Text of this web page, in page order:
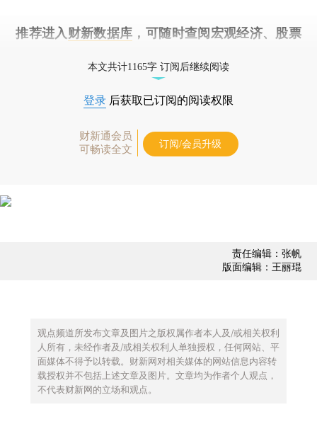
推荐进入 财新数据库 ，可随时查阅宏观经济、股票
本文共计1165字 订阅后继续阅读
登录 后获取已订阅的阅读权限
财新通会员
可畅读全文
订阅/会员升级
责任编辑：张帆
版面编辑：王丽琨
观点频道所发布文章及图片之版权属作者本人及/或相关权利
人所有，未经作者及/或相关权利人单独授权，任何网站、平
面媒体不得予以转载。财新网对相关媒体的网站信息内容转
载授权并不包括上述文章及图片。文章均为作者个人观点，
不代表财新网的立场和观点。